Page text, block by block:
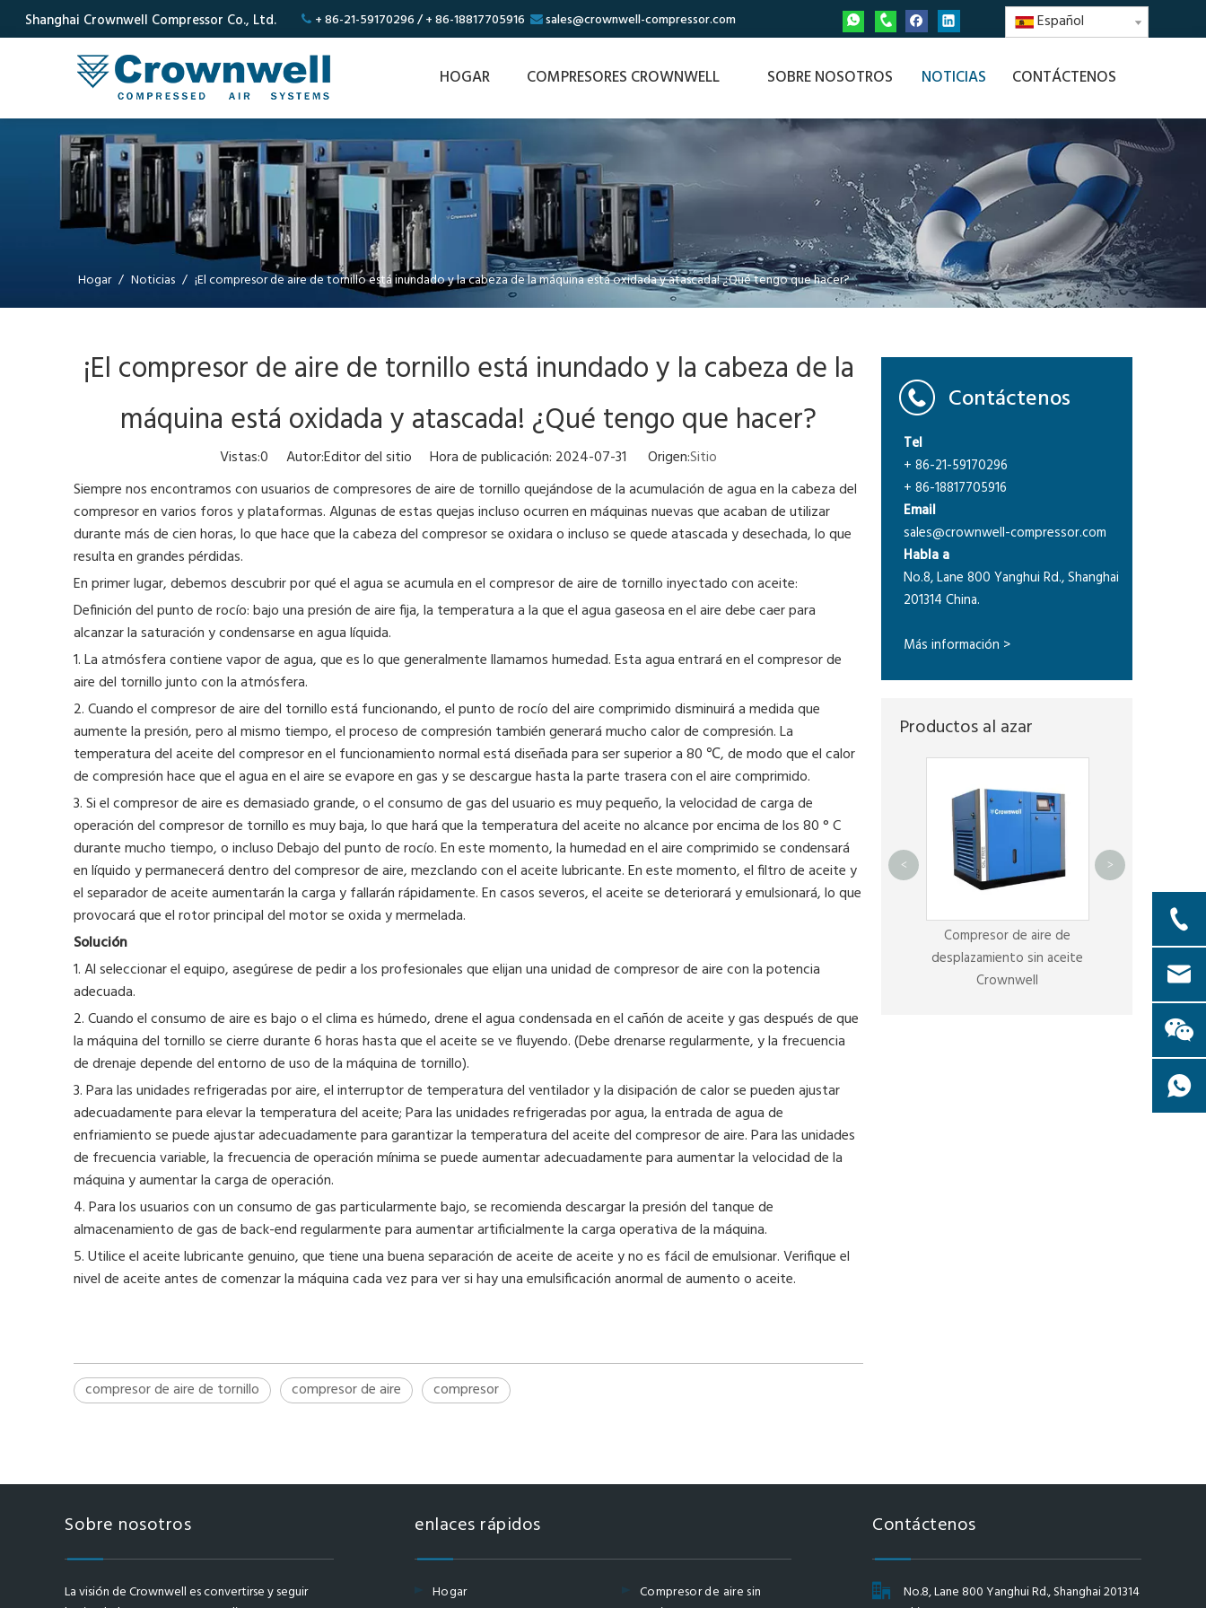
Shanghai Crownwell Compressor Co., Ltd.  + 86-21-59170296 / + 86-18817705916  sales@crownwell-compressor.com Español
HOGAR COMPRESORES CROWNWELL SOBRE NOSOTROS NOTICIAS CONTÁCTENOS
Hogar / Noticias / ¡El compresor de aire de tornillo está inundado y la cabeza de la máquina está oxidada y atascada! ¿Qué tengo que hacer?
¡El compresor de aire de tornillo está inundado y la cabeza de la
máquina está oxidada y atascada! ¿Qué tengo que hacer?
Vistas:0 Autor:Editor del sitio Hora de publicación: 2024-07-31 Origen:Sitio
Siempre nos encontramos con usuarios de compresores de aire de tornillo quejándose de la acumulación de agua en la cabeza del
compresor en varios foros y plataformas. Algunas de estas quejas incluso ocurren en máquinas nuevas que acaban de utilizar
durante más de cien horas, lo que hace que la cabeza del compresor se oxidara o incluso se quede atascada y desechada, lo que
resulta en grandes pérdidas.
En primer lugar, debemos descubrir por qué el agua se acumula en el compresor de aire de tornillo inyectado con aceite:
Definición del punto de rocío: bajo una presión de aire fija, la temperatura a la que el agua gaseosa en el aire debe caer para
alcanzar la saturación y condensarse en agua líquida.
1. La atmósfera contiene vapor de agua, que es lo que generalmente llamamos humedad. Esta agua entrará en el compresor de
aire del tornillo junto con la atmósfera.
2. Cuando el compresor de aire del tornillo está funcionando, el punto de rocío del aire comprimido disminuirá a medida que
aumente la presión, pero al mismo tiempo, el proceso de compresión también generará mucho calor de compresión. La
temperatura del aceite del compresor en el funcionamiento normal está diseñada para ser superior a 80 ℃, de modo que el calor
de compresión hace que el agua en el aire se evapore en gas y se descargue hasta la parte trasera con el aire comprimido.
3. Si el compresor de aire es demasiado grande, o el consumo de gas del usuario es muy pequeño, la velocidad de carga de
operación del compresor de tornillo es muy baja, lo que hará que la temperatura del aceite no alcance por encima de los 80 ° C
durante mucho tiempo, o incluso Debajo del punto de rocío. En este momento, la humedad en el aire comprimido se condensará
en líquido y permanecerá dentro del compresor de aire, mezclando con el aceite lubricante. En este momento, el filtro de aceite y
el separador de aceite aumentarán la carga y fallarán rápidamente. En casos severos, el aceite se deteriorará y emulsionará, lo que
provocará que el rotor principal del motor se oxida y mermelada.
Solución
1. Al seleccionar el equipo, asegúrese de pedir a los profesionales que elijan una unidad de compresor de aire con la potencia
adecuada.
2. Cuando el consumo de aire es bajo o el clima es húmedo, drene el agua condensada en el cañón de aceite y gas después de que
la máquina del tornillo se cierre durante 6 horas hasta que el aceite se ve fluyendo. (Debe drenarse regularmente, y la frecuencia
de drenaje depende del entorno de uso de la máquina de tornillo).
3. Para las unidades refrigeradas por aire, el interruptor de temperatura del ventilador y la disipación de calor se pueden ajustar
adecuadamente para elevar la temperatura del aceite; Para las unidades refrigeradas por agua, la entrada de agua de
enfriamiento se puede ajustar adecuadamente para garantizar la temperatura del aceite del compresor de aire. Para las unidades
de frecuencia variable, la frecuencia de operación mínima se puede aumentar adecuadamente para aumentar la velocidad de la
máquina y aumentar la carga de operación.
4. Para los usuarios con un consumo de gas particularmente bajo, se recomienda descargar la presión del tanque de
almacenamiento de gas de back-end regularmente para aumentar artificialmente la carga operativa de la máquina.
5. Utilice el aceite lubricante genuino, que tiene una buena separación de aceite de aceite y no es fácil de emulsionar. Verifique el
nivel de aceite antes de comenzar la máquina cada vez para ver si hay una emulsificación anormal de aumento o aceite.
compresor de aire de tornillo compresor de aire compresor
Contáctenos
Tel
+ 86-21-59170296
+ 86-18817705916
Email
sales@crownwell-compressor.com
Habla a
No.8, Lane 800 Yanghui Rd., Shanghai
201314 China.
Más información >
Productos al azar
aceite Crownwell
Compresor de aire de
desplazamiento sin aceite
Crownwell
compresor
< >
Sobre nosotros
La visión de Crownwell es convertirse y seguir
enlaces rápidos
Hogar
Compresor de aire sin
Contáctenos
No.8, Lane 800 Yanghui Rd., Shanghai 201314